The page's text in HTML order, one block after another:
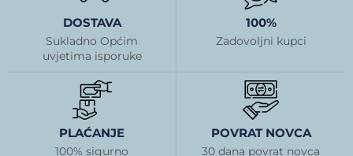
DOSTAVA
Sukladno Općim
uvjetima isporuke
100%
Zadovoljni kupci
PLAĆANJE
100% sigurno
POVRAT NOVCA
30 dana povrat novca